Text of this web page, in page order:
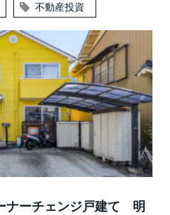
不動産投資
ーチェンジ戸建て 明